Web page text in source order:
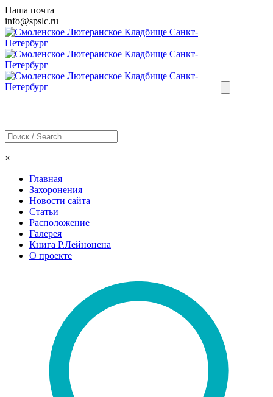
Наша почта
info@spslc.ru
×
Главная
Захоронения
Новости сайта
Статьи
Расположение
Галерея
Книга Р.Лейнонена
О проекте